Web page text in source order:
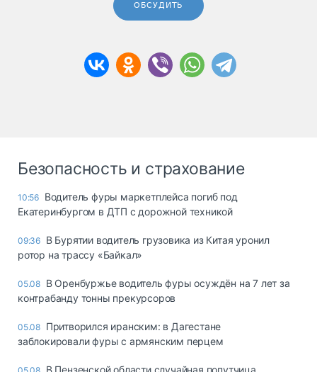
ОБСУДИТЬ
Безопасность и страхование
10:56 Водитель фуры маркетплейса погиб под
Екатеринбургом в ДТП с дорожной техникой
09:36 В Бурятии водитель грузовика из Китая уронил
ротор на трассу «Байкал»
05.08 В Оренбуржье водитель фуры осуждён на 7 лет за
контрабанду тонны прекурсоров
05.08 Притворился иранским: в Дагестане
заблокировали фуры с армянским перцем
В Пензенской области случайная попутчица